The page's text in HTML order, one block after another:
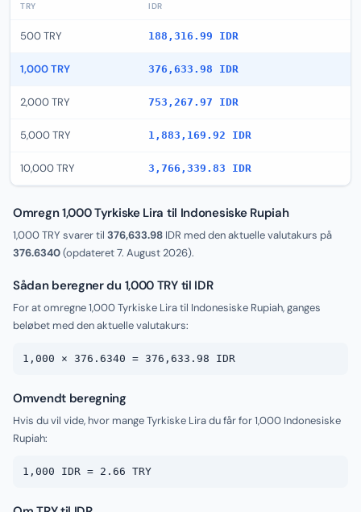
TRY IDR
500 TRY 188,316.99 IDR
1,000 TRY 376,633.98 IDR
2,000 TRY 753,267.97 IDR
5,000 TRY 1,883,169.92 IDR
10,000 TRY 3,766,339.83 IDR
Omregn 1,000 Tyrkiske Lira til Indonesiske Rupiah
1,000 TRY svarer til 376,633.98 IDR med den aktuelle valutakurs på
376.6340(opdateret7. August 2026).
Sådan beregner du 1,000 TRY til IDR
For at omregne 1,000 Tyrkiske Lira til Indonesiske Rupiah, ganges
beløbet med den aktuelle valutakurs:
1,000 × 376.6340 = 376,633.98 IDR
Omvendt beregning
Hvis du vil vide, hvor mange Tyrkiske Lira du får for 1,000 Indonesiske
Rupiah:
1,000 IDR = 2.66 TRY